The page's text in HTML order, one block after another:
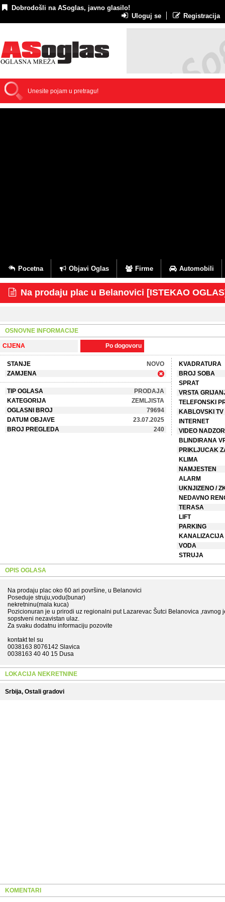
Dobrodošli na ASoglas, javno glasilo!
Uloguj se
Registracija
Pocetna Objavi Oglas Firme Automobili
Na prodaju plac u Belanovici [ISTEKAO
OSNOVNE INFORMACIJE
CIJENA Po dogovoru
STANJE
NOVO
ZAMJENA
TIP OGLASA
PRODAJA
KATEGORIJA
ZEMLJISTA
OGLASNI BROJ
79694
DATUM OBJAVE
23.07.2025
BROJ PREGLEDA
240
KVADRATURA
BROJ SOBA
SPRAT
VRSTA
TELEFONSKI
KABLOVSKI TV
INTERNET
VIDEO NADZOR
BLINDIRANA
PRIKLJUCAK
KLIMA
NAMJESTEN
ALARM
UKNJIZENO /
NEDAVNO
TERASA
LIFT
PARKING
KANALIZACIJA
VODA
STRUJA
OPIS OGLASA
Na prodaju plac oko 60 ari površine, u Belanovici
Poseduje struju,vodu(bunar)
nekretninu(mala kuca)
Pozicionuran je u prirodi uz regionalni put Lazarevac Šutci Belanovica ,ravnog
sopstveni nezavistan ulaz.
Za svaku dodatnu informaciju pozovite
kontakt tel su
0038163 8076142 Slavica
0038163 40 40 15 Dusa
LOKACIJA NEKRETNINE
Srbija, Ostali gradovi
KOMENTARI